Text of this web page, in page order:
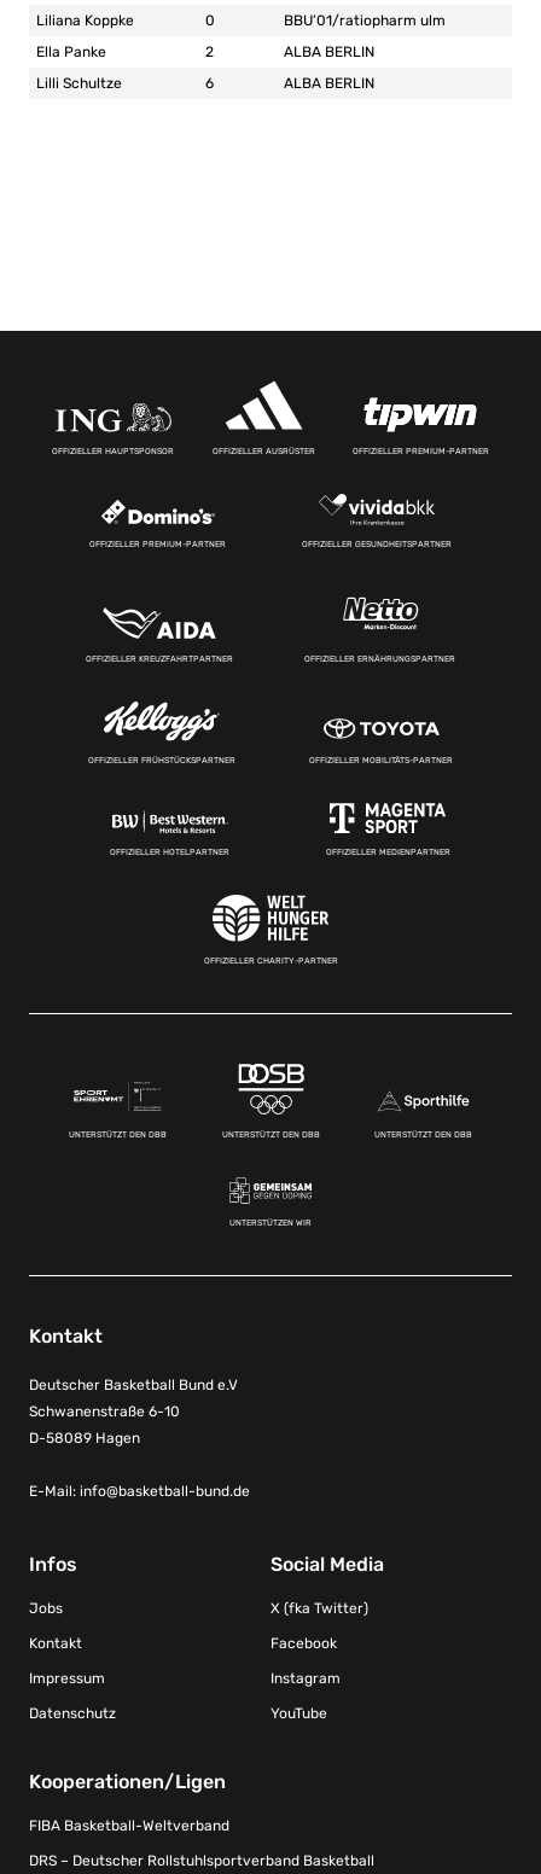
Liliana Koppke
0
BBU’01/ratiopharm ulm
Ella Panke
2
ALBA BERLIN
Lilli Schultze
6 ALBA BERLIN
OFFIZIELLER HAUPTSPONSOR OFFIZIELLER AUSRÜSTER OFFIZIELLER PREMIUM-PARTNER
OFFIZIELLER PREMIUM-PARTNER OFFIZIELLER GESUNDHEITSPARTNER
OFFIZIELLER KREUZFAHRTPARTNER OFFIZIELLER ERNÄHRUNGSPARTNER
OFFIZIELLER FRÜHSTÜCKSPARTNER OFFIZIELLER MOBILITÄTS-PARTNER
OFFIZIELLER HOTELPARTNER OFFIZIELLER MEDIENPARTNER
OFFIZIELLER CHARITY-PARTNER
UNTERSTÜTZT DEN DBB UNTERSTÜTZT DEN DBB UNTERSTÜTZT DEN DBB
UNTERSTÜTZEN WIR
Kontakt
Deutscher Basketball Bund e.V
Schwanenstraße 6-10
D-58089 Hagen
E-Mail: info@basketball-bund.de
Infos
Jobs
Kontakt
Impressum
Datenschutz
Social Media
X (fka Twitter)
Facebook
Instagram
YouTube
Kooperationen/Ligen
FIBA Basketball-Weltverband
DRS – Deutscher Rollstuhlsportverband Basketball